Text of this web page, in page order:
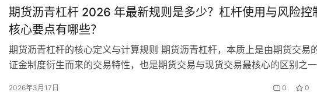
期货沥青杠杆 2026 年最新规则是多少？杠杆使用与风险控
核心要点有哪些？
期货沥青杠杆的核心定义与计算规则 期货沥青杠杆，本质上是由期货交易
证金制度衍生而来的交易特性，也是期货交易与现货交易最核心的区别之一
动性最高、市场参与度最广的品种之一，其杠杆机制的核心逻辑是：投资
2026年3月17日 0 0